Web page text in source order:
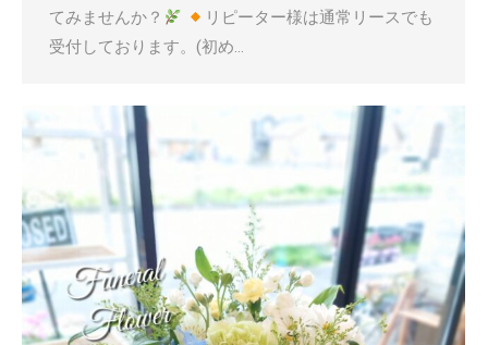
てみませんか？
リピーター様は通常リースでも
受付しております。(初め…